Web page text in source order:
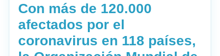
Con más de 120.000
afectados por el
coronavirus en 118 países,